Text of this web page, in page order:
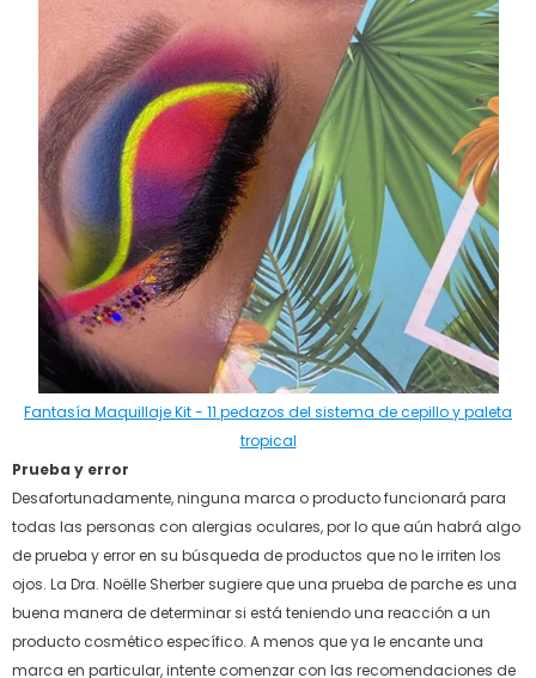
Fantasía Maquillaje Kit - 11 pedazos del sistema de cepillo y paleta
tropical
Prueba y error
Desafortunadamente, ninguna marca o producto funcionará para
todas las personas con alergias oculares, por lo que aún habrá algo
de prueba y error en su búsqueda de productos que no le irriten los
ojos. La Dra. Noëlle Sherber sugiere que una prueba de parche es una
buena manera de determinar si está teniendo una reacción a un
producto cosmético específico. A menos que ya le encante una
marca en particular, intente comenzar con las recomendaciones de